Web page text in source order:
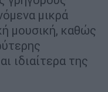
μικρά
μουσική, καθώς
ιδιαίτερα της